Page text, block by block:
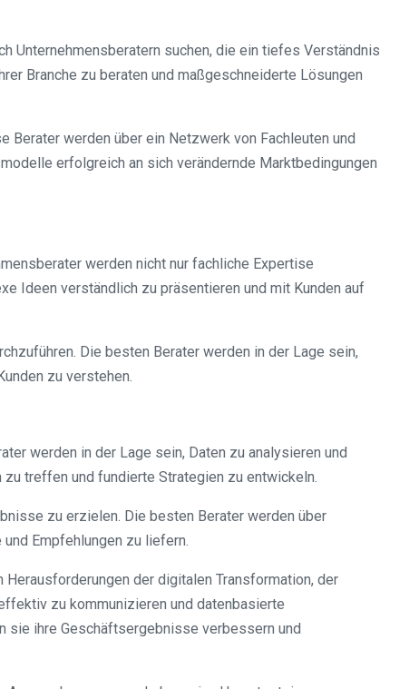
Unternehmensberatern suchen, die ein tiefes Verständnis
Branche zu beraten und maßgeschneiderte Lösungen
Berater werden über ein Netzwerk von Fachleuten und
erfolgreich an sich verändernde Marktbedingungen
werden nicht nur fachliche Expertise
Ideen verständlich zu präsentieren und mit Kunden auf
Die besten Berater werden in der Lage sein,
zu verstehen.
werden in der Lage sein, Daten zu analysieren und
treffen und fundierte Strategien zu entwickeln.
zu erzielen. Die besten Berater werden über
Empfehlungen zu liefern.
der digitalen Transformation, der
zu kommunizieren und datenbasierte
sie ihre Geschäftsergebnisse verbessern und